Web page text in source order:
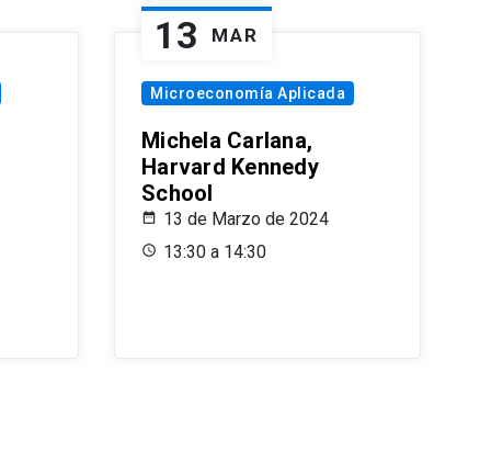
13 MAR
Microeconomía Aplicada
Michela Carlana,
Harvard Kennedy
School
13 de Marzo de 2024
13:30 a 14:30